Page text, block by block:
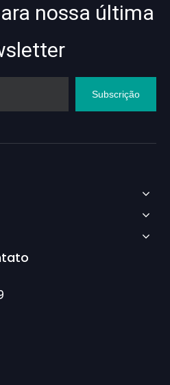
nossa última
Subscrição